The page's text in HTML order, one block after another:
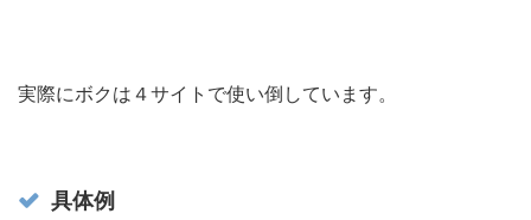
実際にボクは４サイトで使い倒しています。
具体例